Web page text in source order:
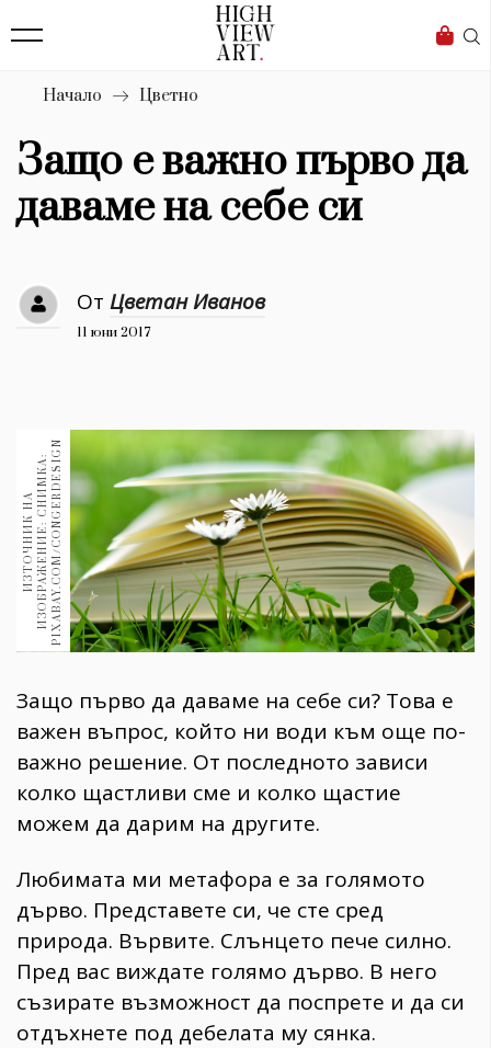
Бизнес
Мода
Dialogue
Изкуство
4340
Красота
777
Книги 1188
30+ 1970
Гурме 1710
Пътувай
237
Здраве 389
Gentlemen
382
1817
ПОСЛЕДВАЙТЕ
НИ
Начало Цветно
Защо е важно първо да
даваме на себе си
От Цветан Иванов
11 юни 2017
И
З
Т
О
Ч
Н
И
К
Н
А
И
З
О
Б
Р
А
Ж
Е
Н
И
Е
:
С
Н
И
М
К
А:
P
I
X
A
B
A
Y
.
C
O
M
/
C
O
N
G
E
R
D
E
S
I
GN
Защо първо да даваме на себе си? Tова е
важен въпрос, който ни води към още по-
важно решение. От последното зависи
колко щастливи сме и колко щастие
можем да дарим на другите.
Любимата ми метафора е за голямото
дърво. Представете си, че сте сред
природа. Вървите. Слънцето пече силно.
Пред вас виждате голямо дърво. В него
съзирате възможност да поспрете и да си
отдъхнете под дебелата му сянка.